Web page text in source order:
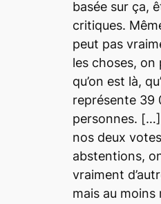
basée sur ça,
critiques.
peut pas
les choses,
qu’on est là,
représente 39
personnes.
nos deux
abstentions,
vraiment
mais au moins